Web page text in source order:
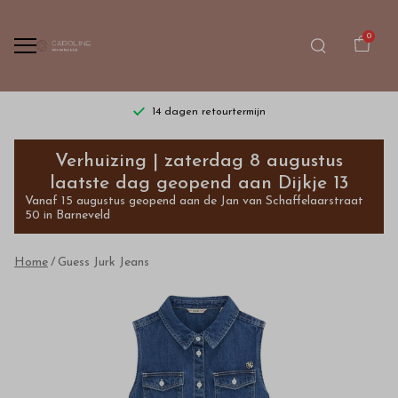
0
14 dagen retourtermijn
Guess
Jurk
Jeans
kinderkleding
Verhuizing | zaterdag 8 augustus
laatste dag geopend aan Dijkje 13
Vanaf 15 augustus geopend aan de Jan van Schaffelaarstraat
50 in Barneveld
Home Guess Jurk Jeans